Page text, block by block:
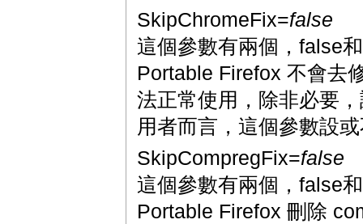
SkipChromeFix=false
這個參數有兩個，false
Portable Firefox 不會去
法正常使用，除非必要
用者而言，這個參數設
SkipCompregFix=false
這個參數有兩個，false
Portable Firefox 刪除